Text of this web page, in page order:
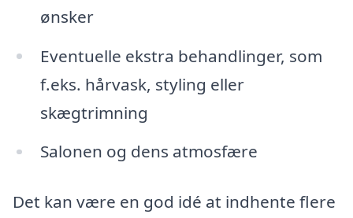
ønsker
Eventuelle ekstra behandlinger, som
f.eks. hårvask, styling eller
skægtrimning
Salonen og dens atmosfære
Det kan være en god idé at indhente flere